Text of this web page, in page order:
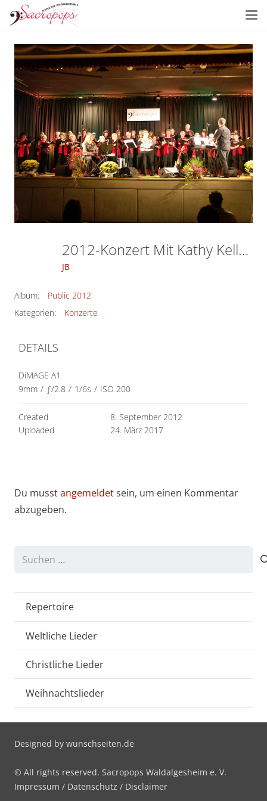
2012-Konzert Mit Kathy Kelly In Waldalgesheim-096
JB
Album:
Public 2012
Kategorien:
Konzerte
DETAILS
DiMAGE A1
9mm / ƒ/2.8 / 1/6s / ISO 200
Created
8. September 2012
Uploaded
24. März 2017
Du musstangemeldetsein, um einen Kommentar
abzugeben.
Suchen
Repertoire
Weltliche Lieder
Christliche Lieder
Weihnachtslieder
Designed by wunschseiten.de
© All rights reserved. Sacropops Waldalgesheim e. V.
Impressum / Datenschutz / Disclaimer